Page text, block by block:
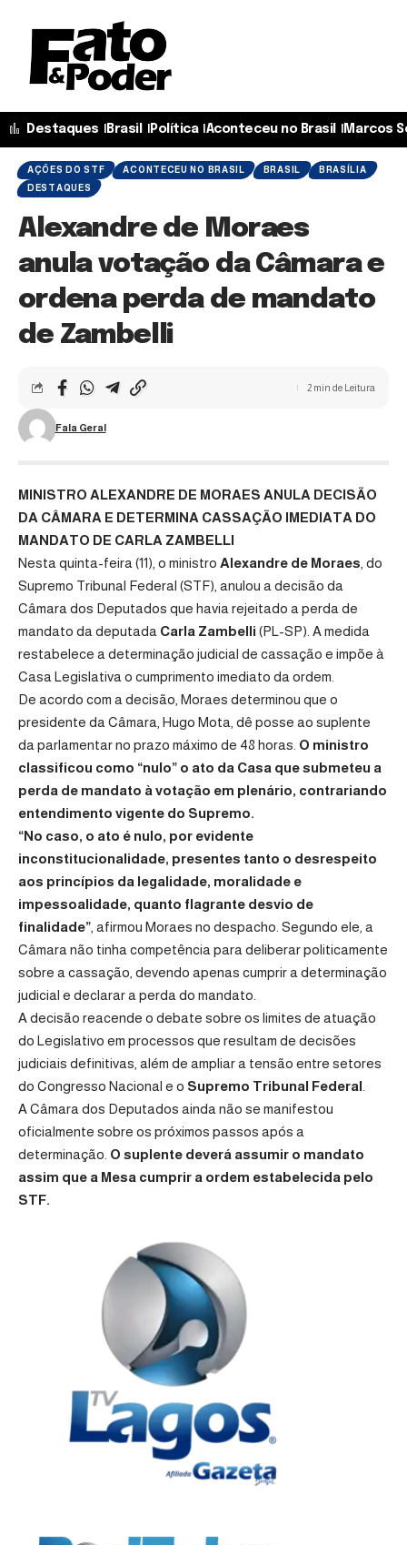
Destaques Brasil Política Aconteceu no Brasil Marcos
AÇÕES DO STF ACONTECEU NO BRASIL BRASIL
BRASÍLIA
DESTAQUES
Alexandre de Moraes
anula votação da Câmara e
ordena perda de mandato
de Zambelli
Fala Geral
2 min de Leitura
MINISTRO ALEXANDRE DE MORAES ANULA DECISÃO
DA CÂMARA E DETERMINA CASSAÇÃO IMEDIATA DO
MANDATO DE CARLA ZAMBELLI
Nesta quinta-feira (11), o ministro Alexandre de Moraes , do
Supremo Tribunal Federal (STF), anulou a decisão da
Câmara dos Deputados que havia rejeitado a perda de
mandato da deputada Carla Zambelli (PL-SP). A medida
restabelece a determinação judicial de cassação e impõe à
Casa Legislativa o cumprimento imediato da ordem.
De acordo com a decisão, Moraes determinou que o
presidente da Câmara, Hugo Mota, dê posse ao suplente
da parlamentar no prazo máximo de 48 horas. O ministro
classificou como “nulo” o ato da Casa que submeteu a
perda de mandato à votação em plenário, contrariando
entendimento vigente do Supremo.
“No caso, o ato é nulo, por evidente
inconstitucionalidade, presentes tanto o desrespeito
aos princípios da legalidade, moralidade e
impessoalidade, quanto flagrante desvio de
finalidade” , afirmou Moraes no despacho. Segundo ele, a
Câmara não tinha competência para deliberar politicamente
sobre a cassação, devendo apenas cumprir a determinação
judicial e declarar a perda do mandato.
A decisão reacende o debate sobre os limites de atuação
do Legislativo em processos que resultam de decisões
judiciais definitivas, além de ampliar a tensão entre setores
do Congresso Nacional e o Supremo Tribunal Federal
A Câmara dos Deputados ainda não se manifestou
oficialmente sobre os próximos passos após a
determinação. O suplente deverá assumir o mandato
assim que a Mesa cumprir a ordem estabelecida pelo
STF.